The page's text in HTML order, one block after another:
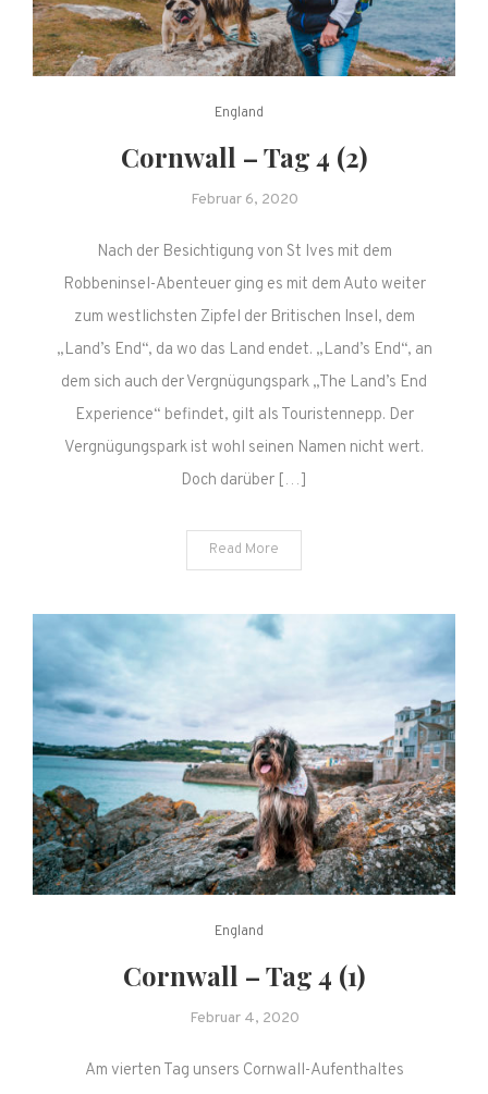
England
Cornwall – Tag 4 (2)
Februar 6, 2020
Nach der Besichtigung von St Ives mit dem
Robbeninsel-Abenteuer ging es mit dem Auto weiter
zum westlichsten Zipfel der Britischen Insel, dem
„Land’s End“, da wo das Land endet. „Land’s End“, an
dem sich auch der Vergnügungspark „The Land’s End
Experience“ befindet, gilt als Touristennepp. Der
Vergnügungspark ist wohl seinen Namen nicht wert.
Doch darüber […]
Read More
England
Cornwall – Tag 4 (1)
Februar 4, 2020
Am vierten Tag unsers Cornwall-Aufenthaltes